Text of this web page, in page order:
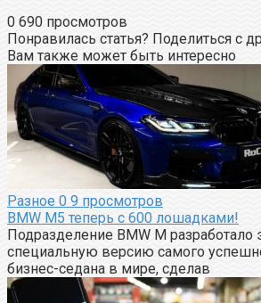
0 690 просмотров
Понравилась статья? Поделиться с
Вам также может быть интересно
Разное 0 9 просмотров
BMW M5 теперь с 600 лошадками!
Подразделение BMW M
специальную версию самого
бизнес-седана в мире, сделав